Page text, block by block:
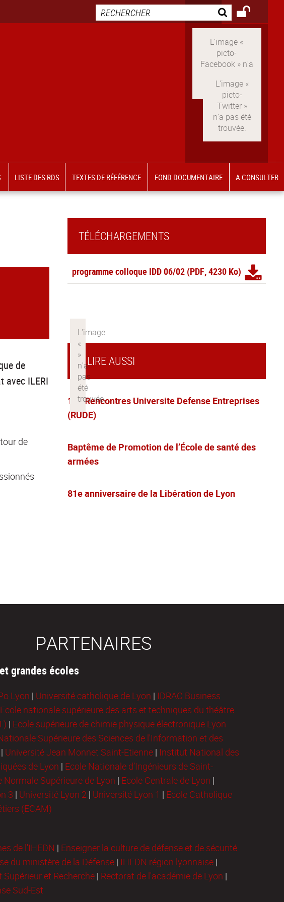
LinkedIn
LISTE DES RDS TEXTES DE RÉFÉRENCE FOND DOCUMENTAIRE A CONSULTER
de
avec ILERI
de
TÉLÉCHARGEMENTS
programme colloque IDD 06/02 (PDF, 4230 Ko)
À LIRE AUSSI
10e Rencontres Universite Defense Entreprises
(RUDE)
Baptême de Promotion de l’École de santé des
armées
81e anniversaire de la Libération de Lyon
PARTENAIRES
grandes écoles
Lyon | Université catholique de Lyon | IDRAC Business
Ecole nationale supérieure des arts et techniques du théâtre
| Ecole supérieure de chimie physique électronique Lyon
Supérieure des Sciences de l'Information et des
| Université Jean Monnet Saint-Etienne | Institut National des
de Lyon | Ecole Nationale d’Ingénieurs de Saint-
Normale Supérieure de Lyon | Ecole Centrale de Lyon |
3 | Université Lyon 2 | Université Lyon 1 | Ecole Catholique
(ECAM)
de l'IHEDN | Enseigner la culture de défense et de sécurité
du ministère de la Défense | IHEDN région lyonnaise |
Supérieur et Recherche | Rectorat de l'académie de Lyon |
Sud-Est